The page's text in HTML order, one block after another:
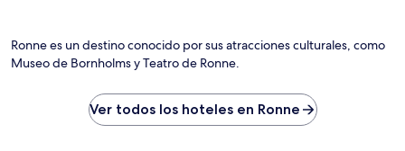
Ronne es un destino conocido por sus atracciones culturales, como
Museo de Bornholms y Teatro de Ronne.
Ver todos los hoteles en Ronne